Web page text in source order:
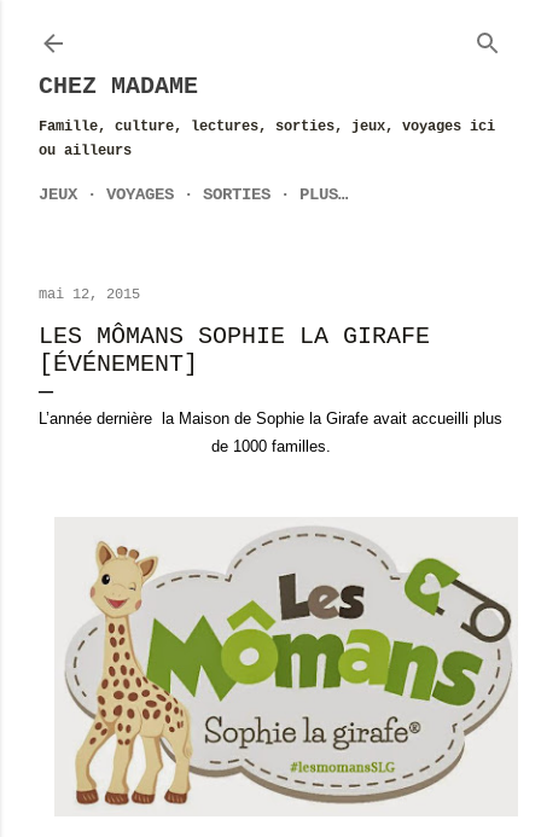
CHEZ MADAME
Famille, culture, lectures, sorties, jeux, voyages ici
ou ailleurs
JEUX VOYAGES SORTIES PLUS…
mai 12, 2015
LES MÔMANS SOPHIE LA GIRAFE
[ÉVÉNEMENT]
L’année dernière la Maison de Sophie la Girafe avait accueilli plus
de 1000 familles.